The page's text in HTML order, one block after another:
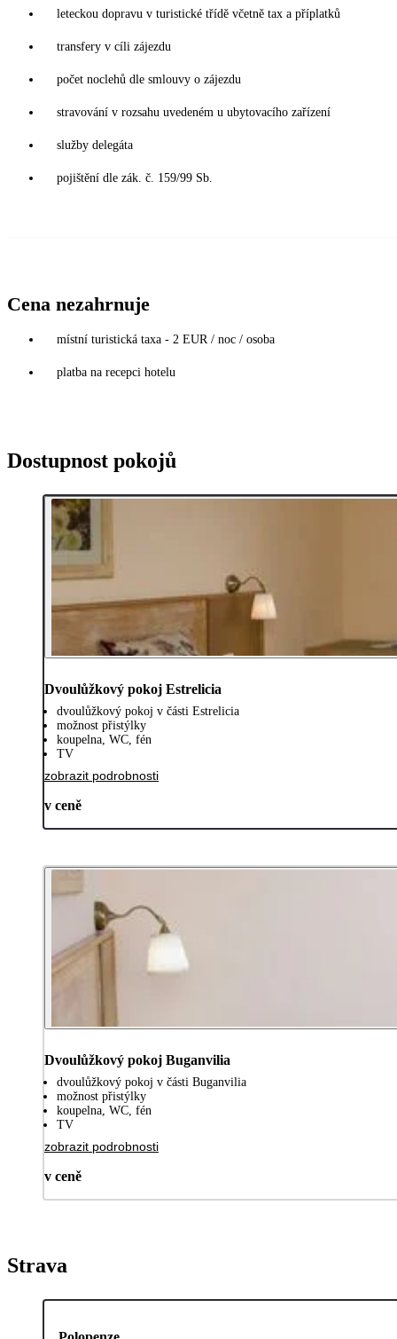
leteckou dopravu v turistické třídě včetně tax a příplatků
transfery v cíli zájezdu
počet noclehů dle smlouvy o zájezdu
stravování v rozsahu uvedeném u ubytovacího zařízení
služby delegáta
pojištění dle zák. č. 159/99 Sb.
Cena nezahrnuje
místní turistická taxa - 2 EUR / noc / osoba
platba na recepci hotelu
Dostupnost pokojů
Dvoulůžkový pokoj Estrelicia
dvoulůžkový pokoj v části Estrelicia
možnost přistýlky
koupelna, WC, fén
TV
zobrazit podrobnosti
v ceně
Dvoulůžkový pokoj Buganvilia
dvoulůžkový pokoj v části Buganvilia
možnost přistýlky
koupelna, WC, fén
TV
zobrazit podrobnosti
v ceně
Strava